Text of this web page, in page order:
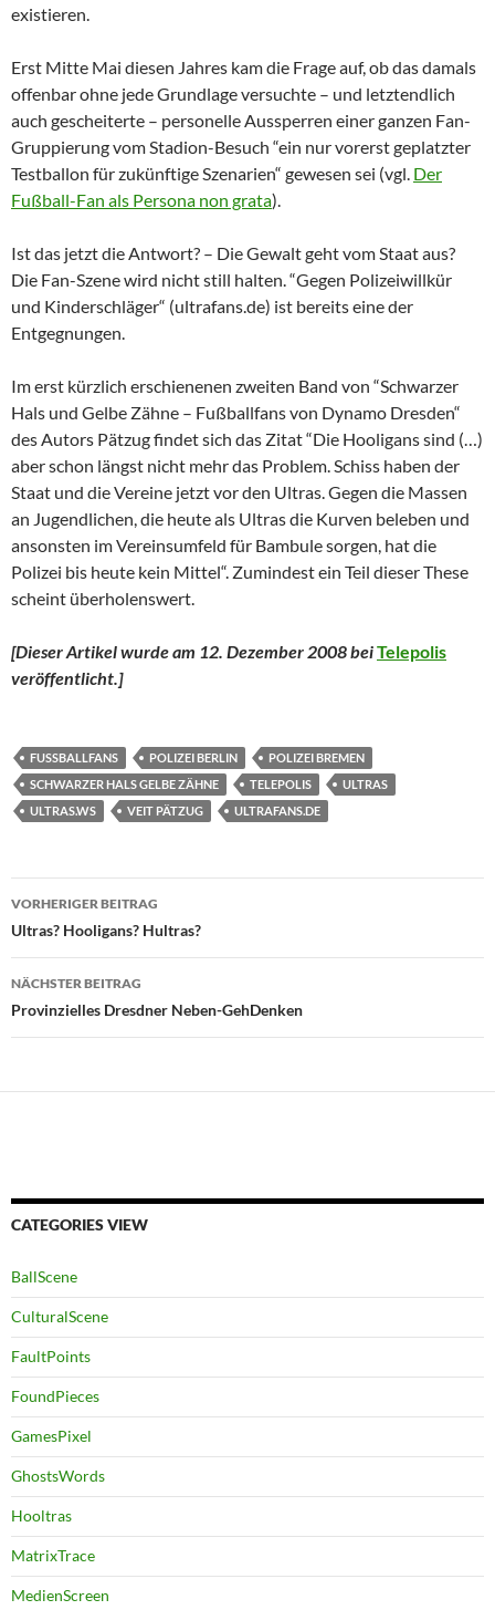
existieren.
Erst Mitte Mai diesen Jahres kam die Frage auf, ob das damals
offenbar ohne jede Grundlage versuchte – und letztendlich
auch gescheiterte – personelle Aussperren einer ganzen Fan-
Gruppierung vom Stadion-Besuch “ein nur vorerst geplatzter
Testballon für zukünftige Szenarien“ gewesen sei (vgl. Der
Fußball-Fan als Persona non grata).
Ist das jetzt die Antwort? – Die Gewalt geht vom Staat aus?
Die Fan-Szene wird nicht still halten. “Gegen Polizeiwillkür
und Kinderschläger“ (ultrafans.de) ist bereits eine der
Entgegnungen.
Im erst kürzlich erschienenen zweiten Band von “Schwarzer
Hals und Gelbe Zähne – Fußballfans von Dynamo Dresden“
des Autors Pätzug findet sich das Zitat “Die Hooligans sind (…)
aber schon längst nicht mehr das Problem. Schiss haben der
Staat und die Vereine jetzt vor den Ultras. Gegen die Massen
an Jugendlichen, die heute als Ultras die Kurven beleben und
ansonsten im Vereinsumfeld für Bambule sorgen, hat die
Polizei bis heute kein Mittel“. Zumindest ein Teil dieser These
scheint überholenswert.
[Dieser Artikel wurde am 12. Dezember 2008 beiTelepolis
veröffentlicht.]
FUSSBALLFANS POLIZEI BERLIN
POLIZEI BREMEN
SCHWARZER HALS GELBE ZÄHNE
TELEPOLIS
ULTRAS
ULTRAS.WS
VEIT PÄTZUG ULTRAFANS.DE
Beitragsnavigation
VORHERIGER BEITRAG
Ultras? Hooligans? Hultras?
NÄCHSTER BEITRAG
Provinzielles Dresdner Neben-GehDenken
CATEGORIES VIEW
BallScene
CulturalScene
FaultPoints
FoundPieces
GamesPixel
GhostsWords
Hooltras
MatrixTrace
MedienScreen